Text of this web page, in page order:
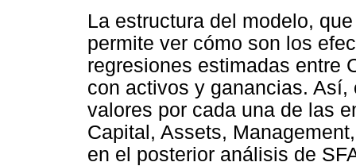
La estructura del modelo,
permite ver cómo son los
regresiones estimadas entre
con activos y ganancias.
valores por cada una de las
Capital, Assets,
en el posterior análisis de